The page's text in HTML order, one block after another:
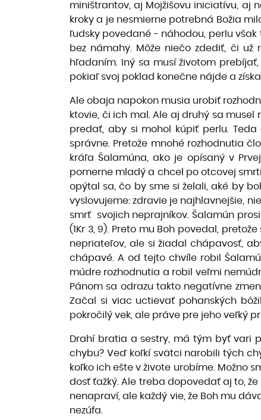
miništrantov, aj Mojžišovu iniciatívu, aj
kroky a je nesmierne potrebná Božia
ľudsky povedané - náhodou, perlu
bez námahy. Môže niečo zdediť, či
hľadaním. Iný sa musí životom
pokiaľ svoj poklad konečne nájde a
Ale obaja napokon musia urobiť
ktovie, či ich mal. Ale aj druhý sa
predať, aby si mohol kúpiť perlu.
správne. Pretože mnohé rozhodnutia
kráľa Šalamúna, ako je opísaný v
pomerne mladý a chcel po otcovej smrti
opýtal sa, čo by sme si želali, aké by
vyslovujeme: zdravie je najhlavnejšie,
smrť svojich neprajníkov. Šalamún
(1Kr 3, 9). Preto mu Boh povedal,
nepriateľov, ale si žiadal chápavosť,
chápavé. A od tejto chvíle robil
múdre rozhodnutia a robil veľmi
Pánom sa odrazu takto negatívne
Začal si viac uctievať pohanských
pokročilý vek, ale práve pre jeho veľký
Drahí bratia a sestry, má tým byť vari
chybu? Veď koľkí svätci narobili tých
koľko ich ešte v živote urobíme. Možno
dosť ťažký. Ale treba dopovedať aj to,
nenapraví, ale každý vie, že Boh mu
nezúfa.